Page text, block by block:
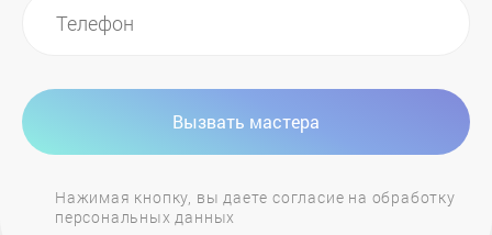
Jacob Jensen
Jardeko
Вызвать мастера
Нажимая кнопку, вы даете согласие на обработку
персональных данных